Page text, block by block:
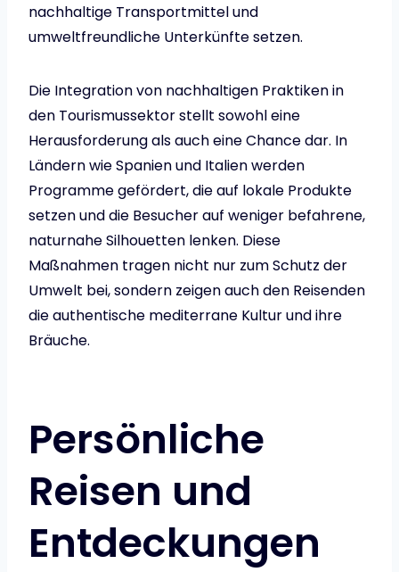
nachhaltige Transportmittel und
umweltfreundliche Unterkünfte setzen.
Die Integration von nachhaltigen Praktiken in
den Tourismussektor stellt sowohl eine
Herausforderung als auch eine Chance dar. In
Ländern wie Spanien und Italien werden
Programme gefördert, die auf lokale Produkte
setzen und die Besucher auf weniger befahrene,
naturnahe Silhouetten lenken. Diese
Maßnahmen tragen nicht nur zum Schutz der
Umwelt bei, sondern zeigen auch den Reisenden
die authentische mediterrane Kultur und ihre
Bräuche.
Persönliche
Reisen und
Entdeckungen